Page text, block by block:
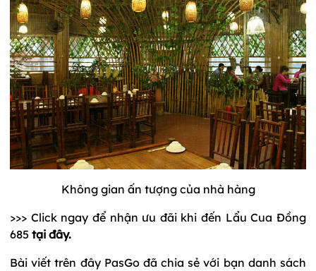
Không gian ấn tượng của nhà hàng
>>> Click ngay để nhận ưu đãi khi đến Lẩu Cua Đồng
685 tại đây.
Bài viết trên đây PasGo đã chia sẻ với bạn danh sách